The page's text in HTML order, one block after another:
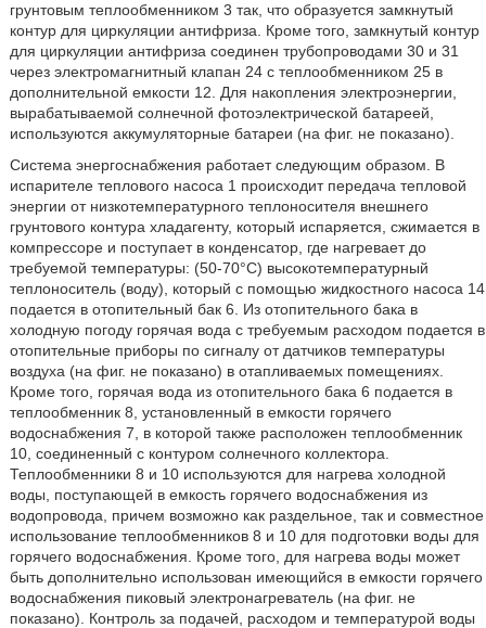
грунтовым теплообменником 3 так, что образуется замкнутый
контур для циркуляции антифриза. Кроме того, замкнутый контур
для циркуляции антифриза соединен трубопроводами 30 и 31
через электромагнитный клапан 24 с теплообменником 25 в
дополнительной емкости 12. Для накопления электроэнергии,
вырабатываемой солнечной фотоэлектрической батареей,
используются аккумуляторные батареи (на фиг. не показано).
Система энергоснабжения работает следующим образом. В
испарителе теплового насоса 1 происходит передача тепловой
энергии от низкотемпературного теплоносителя внешнего
грунтового контура хладагенту, который испаряется, сжимается в
компрессоре и поступает в конденсатор, где нагревает до
требуемой температуры: (50-70°С) высокотемпературный
теплоноситель (воду), который с помощью жидкостного насоса 14
подается в отопительный бак 6. Из отопительного бака в
холодную погоду горячая вода с требуемым расходом подается в
отопительные приборы по сигналу от датчиков температуры
воздуха (на фиг. не показано) в отапливаемых помещениях.
Кроме того, горячая вода из отопительного бака 6 подается в
теплообменник 8, установленный в емкости горячего
водоснабжения 7, в которой также расположен теплообменник
10, соединенный с контуром солнечного коллектора.
Теплообменники 8 и 10 используются для нагрева холодной
воды, поступающей в емкость горячего водоснабжения из
водопровода, причем возможно как раздельное, так и совместное
использование теплообменников 8 и 10 для подготовки воды для
горячего водоснабжения. Кроме того, для нагрева воды может
быть дополнительно использован имеющийся в емкости горячего
водоснабжения пиковый электронагреватель (на фиг. не
показано). Контроль за подачей, расходом и температурой воды